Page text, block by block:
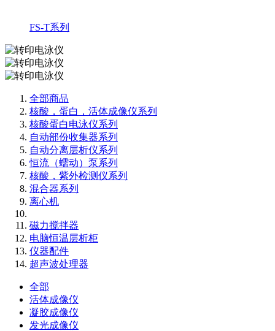
FS-T系列
全部商品
核酸，蛋白，活体成像仪系列
核酸蛋白电泳仪系列
自动部份收集器系列
自动分离层析仪系列
恒流（蠕动）泵系列
核酸，紫外检测仪系列
混合器系列
离心机
磁力搅拌器
电脑恒温层析柜
仪器配件
超声波处理器
全部
活体成像仪
凝胶成像仪
发光成像仪